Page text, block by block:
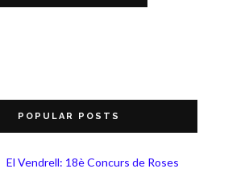
POPULAR POSTS
El Vendrell: 18è Concurs de Roses